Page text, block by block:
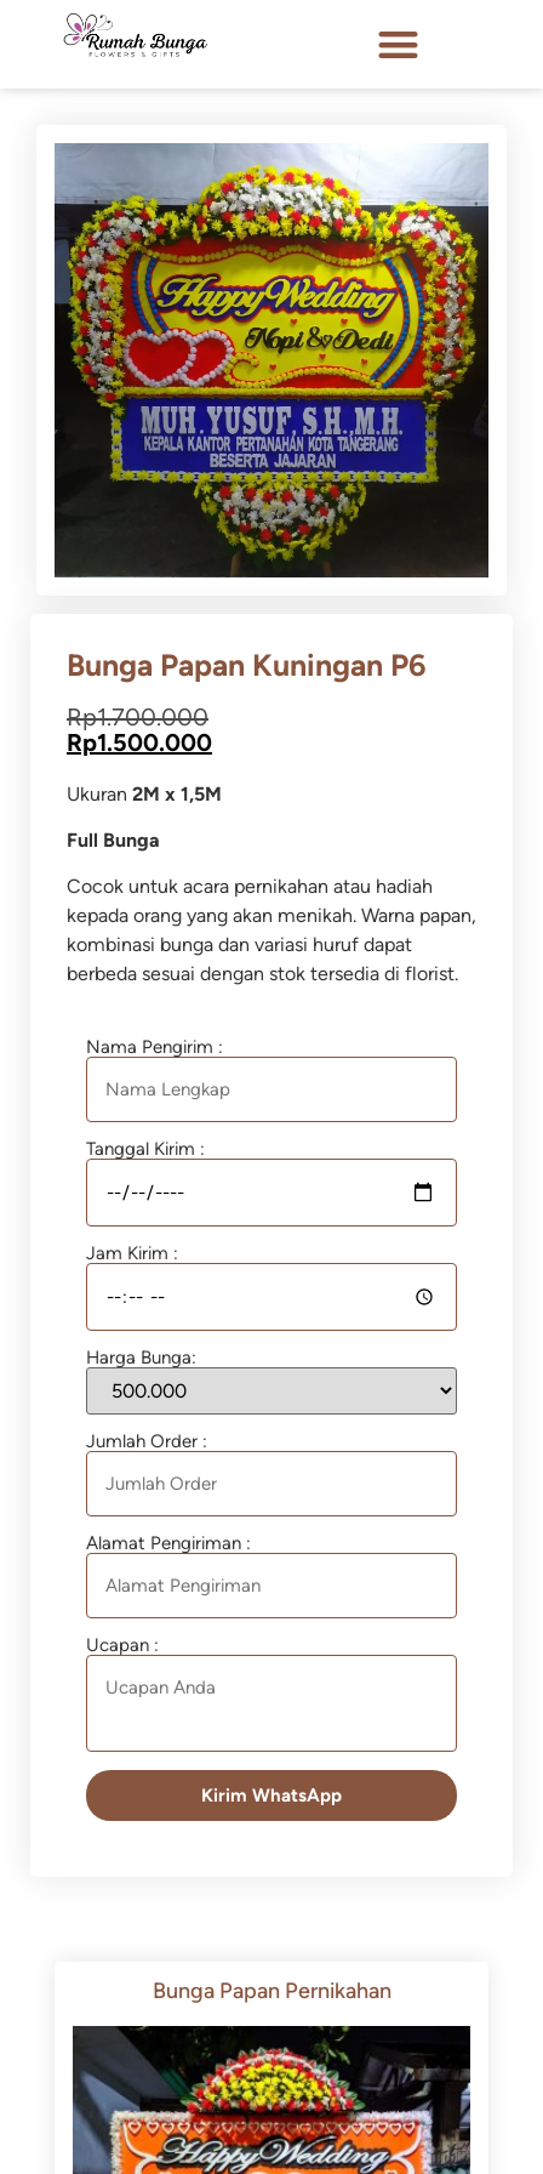
Bunga Papan Kuningan P6
Rp1.700.000
Rp1.500.000
Ukuran 2M x 1,5M
Full Bunga
Cocok untuk acara pernikahan atau hadiah
kepada orang yang akan menikah. Warna papan,
kombinasi bunga dan variasi huruf dapat
berbeda sesuai dengan stok tersedia di florist.
Nama Pengirim :
Tanggal Kirim :
Jam Kirim :
Harga Bunga:
Jumlah Order :
Alamat Pengiriman :
Ucapan :
Kirim WhatsApp
Bunga Papan Pernikahan